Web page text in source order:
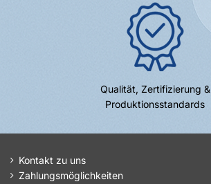
Qualität, Zertifizierung &
Produktionsstandards
Kontakt zu uns
Zahlungsmöglichkeiten